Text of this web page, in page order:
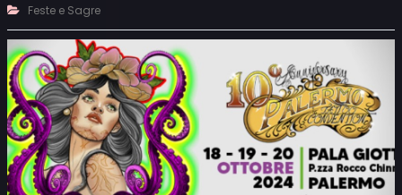
Feste e Sagre